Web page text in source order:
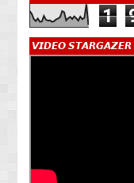
1
𝙑𝙄𝘿𝙀𝙊